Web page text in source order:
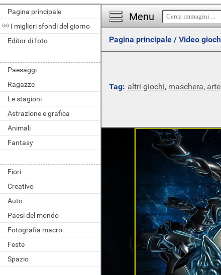
Pagina principale
I migliori sfondi del giorno
Editor di foto
Paesaggi
Ragazze
Le stagioni
Astrazione e grafica
Animali
Fantasy
Fiori
Creativo
Auto
Paesi del mondo
Fotografia macro
Feste
Spazio
Menu
Pagina principale/ Video
Tag: altri giochi, maschera, arte